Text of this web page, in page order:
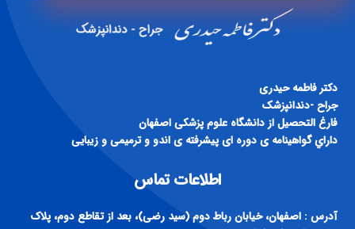
دكتر فاطمه حيدری
جراح -دندانپزشک
فارغ التحصيل از دانشگاه علوم پزشكی اصفهان
داراي گواهينامه ی دوره ای پيشرفته ی اندو و ترميمی و زيبايی
اطلاعات تماس
آدرس : اصفهان، خیابان رباط دوم (سید رضی)، بعد از تقاطع دوم، پلاک